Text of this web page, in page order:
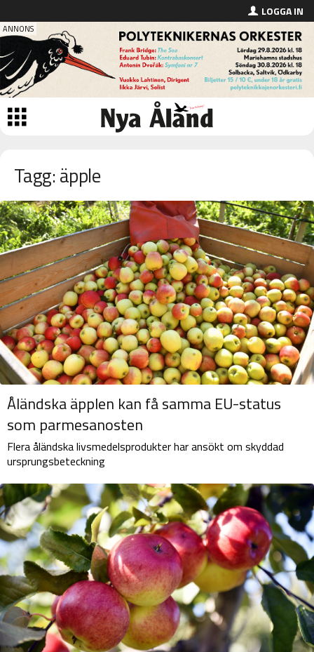
LOGGA IN
Tagg: äpple
Åländska äpplen kan få samma EU-status
som parmesanosten
Flera åländska livsmedelsprodukter har ansökt om skyddad
ursprungsbeteckning